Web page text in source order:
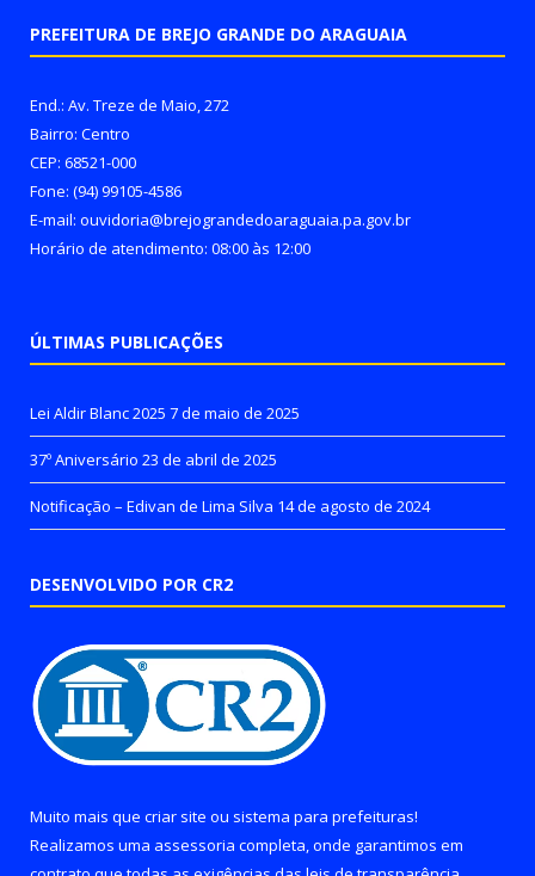
PREFEITURA DE BREJO GRANDE DO ARAGUAIA
End.: Av. Treze de Maio, 272
Bairro: Centro
CEP: 68521-000
Fone: (94) 99105-4586
E-mail: ouvidoria@brejograndedoaraguaia.pa.gov.br
Horário de atendimento: 08:00 às 12:00
ÚLTIMAS PUBLICAÇÕES
Lei Aldir Blanc 2025 7 de maio de 2025
37º Aniversário 23 de abril de 2025
Notificação – Edivan de Lima Silva 14 de agosto de 2024
DESENVOLVIDO POR CR2
Muito mais que criar site ou sistema para prefeituras!
Realizamos uma assessoria completa, onde garantimos em